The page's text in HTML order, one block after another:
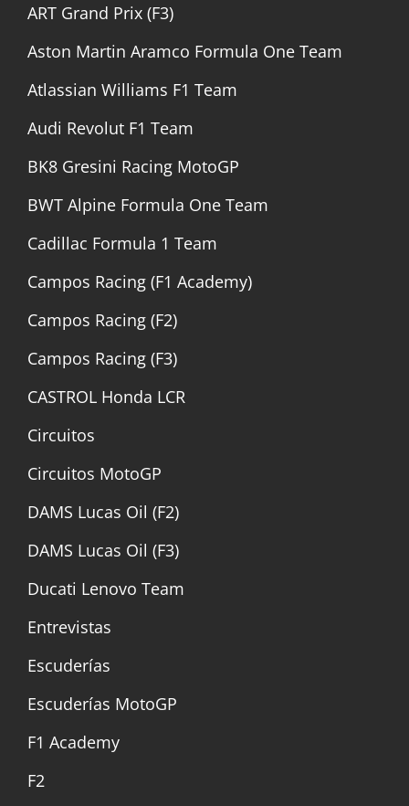
ART Grand Prix (F3)
Aston Martin Aramco Formula One Team
Atlassian Williams F1 Team
Audi Revolut F1 Team
BK8 Gresini Racing MotoGP
BWT Alpine Formula One Team
Cadillac Formula 1 Team
Campos Racing (F1 Academy)
Campos Racing (F2)
Campos Racing (F3)
CASTROL Honda LCR
Circuitos
Circuitos MotoGP
DAMS Lucas Oil (F2)
DAMS Lucas Oil (F3)
Ducati Lenovo Team
Entrevistas
Escuderías
Escuderías MotoGP
F1 Academy
F2